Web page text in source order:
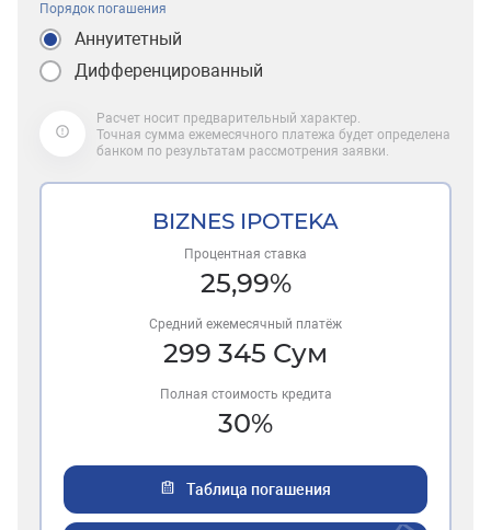
Порядок погашения
Аннуитетный
Дифференцированный
Расчет носит предварительный характер.
Точная сумма ежемесячного платежа будет определена
банком по результатам рассмотрения заявки.
BIZNES IPOTEKA
Процентная ставка
25,99%
Средний ежемесячный платёж
299 345 Сум
Полная стоимость кредита
30%
Таблица погашения